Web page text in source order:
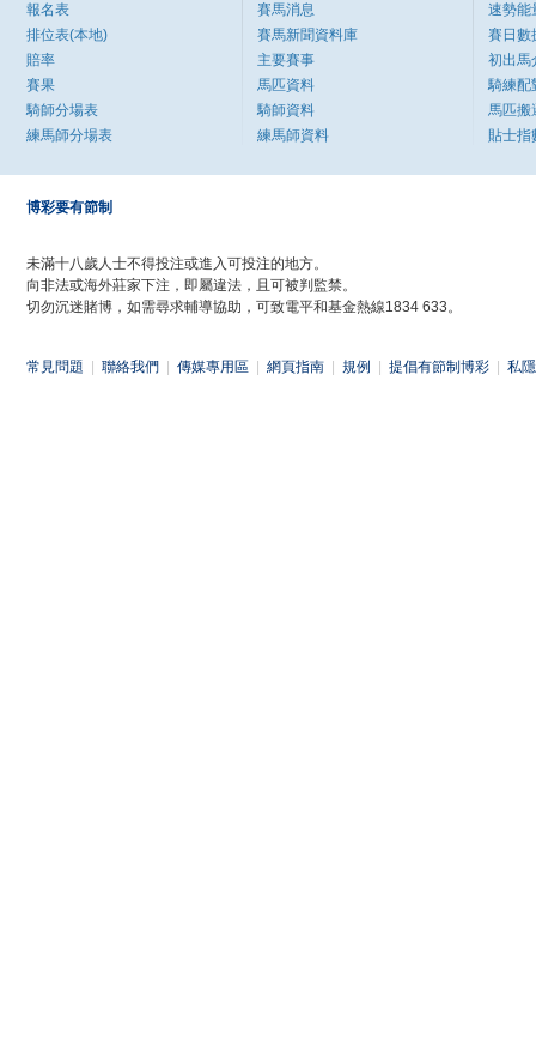
報名表
排位表(本地)
賠率
賽果
騎師分場表
練馬師分場表
賽馬消息
賽馬新聞資料庫
主要賽事
馬匹資料
騎師資料
練馬師資料
速勢能
賽日數
初出馬
騎練配
馬匹搬
貼士指
博彩要有節制
未滿十八歲人士不得投注或進入可投注的地方。
向非法或海外莊家下注，即屬違法，且可被判監禁。
切勿沉迷賭博，如需尋求輔導協助，可致電平和基金熱線1834 633。
常見問題 聯絡我們 傳媒專用區 網頁指南 規例 提倡有節制博彩 私